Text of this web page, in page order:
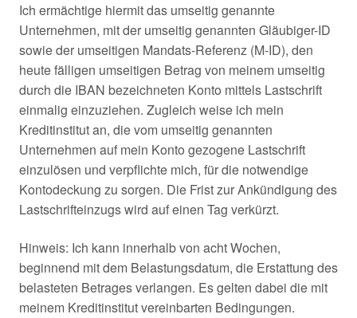
Ich ermächtige hiermit das umseitig genannte
Unternehmen, mit der umseitig genannten Gläubiger-ID
sowie der umseitigen Mandats-Referenz (M-ID), den
heute fälligen umseitigen Betrag von meinem umseitig
durch die IBAN bezeichneten Konto mittels Lastschrift
einmalig einzuziehen. Zugleich weise ich mein
Kreditinstitut an, die vom umseitig genannten
Unternehmen auf mein Konto gezogene Lastschrift
einzulösen und verpflichte mich, für die notwendige
Kontodeckung zu sorgen. Die Frist zur Ankündigung des
Lastschrifteinzugs wird auf einen Tag verkürzt.
Hinweis: Ich kann innerhalb von acht Wochen,
beginnend mit dem Belastungsdatum, die Erstattung des
belasteten Betrages verlangen. Es gelten dabei die mit
meinem Kreditinstitut vereinbarten Bedingungen.